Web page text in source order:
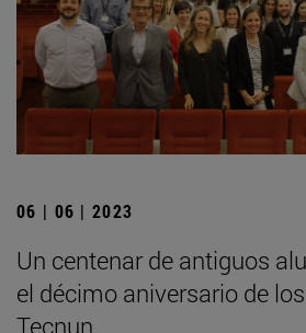
06 | 06 | 2023
Un centenar de antiguos
el décimo aniversario de
Tecnun